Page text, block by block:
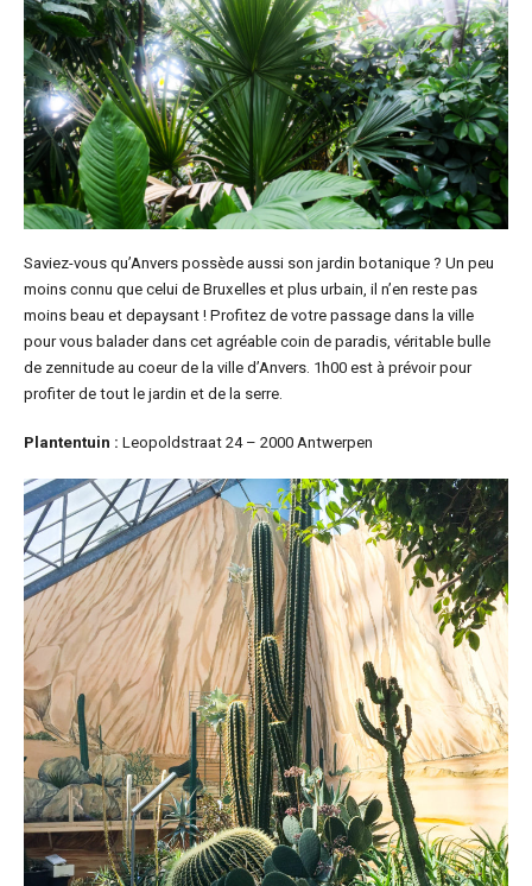
Saviez-vous qu’Anvers possède aussi son jardin botanique ? Un peu
moins connu que celui de Bruxelles et plus urbain, il n’en reste pas
moins beau et depaysant ! Profitez de votre passage dans la ville
pour vous balader dans cet agréable coin de paradis, véritable bulle
de zennitude au coeur de la ville d’Anvers. 1h00 est à prévoir pour
profiter de tout le jardin et de la serre.
Plantentuin : Leopoldstraat 24 – 2000 Antwerpen